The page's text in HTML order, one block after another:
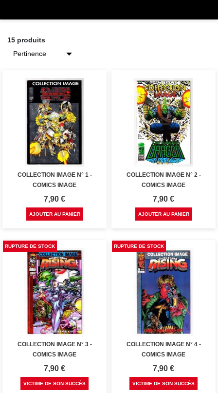
15 produits
COLLECTION IMAGE N° 1 -
COMICS IMAGE
Prix
7,90 €
AJOUTER AU PANIER
COLLECTION IMAGE N° 2 -
COMICS IMAGE
Prix
7,90 €
AJOUTER AU PANIER
COLLECTION IMAGE N° 3 -
COMICS IMAGE
Prix
7,90 €
VICTIME DE SON SUCCÈS
RUPTURE DE STOCK
COLLECTION IMAGE N° 4 -
COMICS IMAGE
Prix
7,90 €
VICTIME DE SON SUCCÈS
RUPTURE DE STOCK